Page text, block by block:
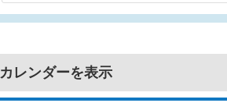
カレンダーを表示